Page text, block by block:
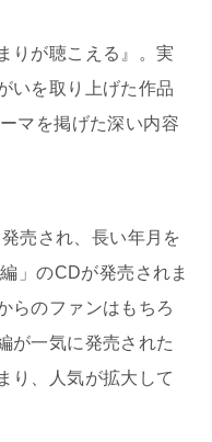
りが聴こえる』。実
いを取り上げた作品
マを掲げた深い内容
売され、長い年月を
」のCDが発売されま
らのファンはもちろ
一気に発売された
り、人気が拡大して